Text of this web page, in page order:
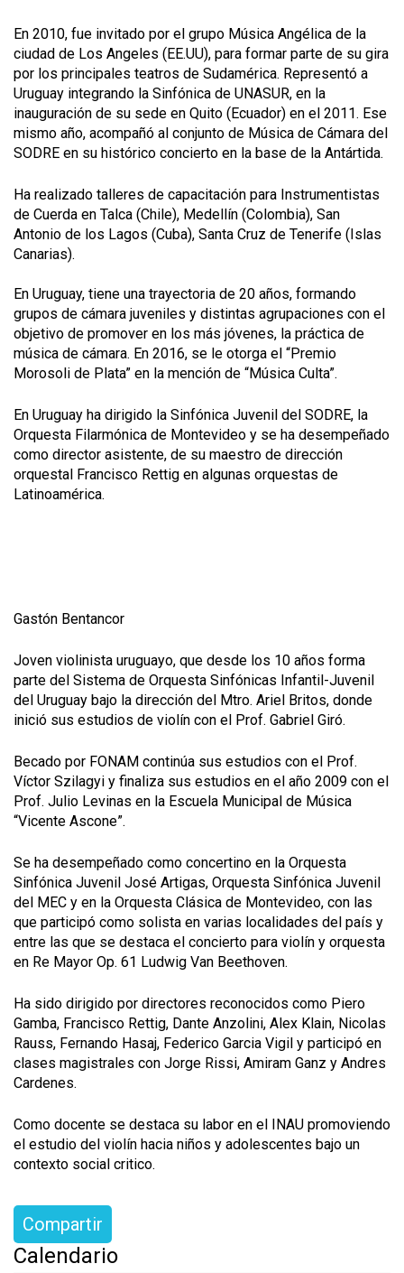
En 2010, fue invitado por el grupo Música Angélica de la
ciudad de Los Angeles (EE.UU), para formar parte de su gira
por los principales teatros de Sudamérica. Representó a
Uruguay integrando la Sinfónica de UNASUR, en la
inauguración de su sede en Quito (Ecuador) en el 2011. Ese
mismo año, acompañó al conjunto de Música de Cámara del
SODRE en su histórico concierto en la base de la Antártida.
Ha realizado talleres de capacitación para Instrumentistas
de Cuerda en Talca (Chile), Medellín (Colombia), San
Antonio de los Lagos (Cuba), Santa Cruz de Tenerife (Islas
Canarias).
En Uruguay, tiene una trayectoria de 20 años, formando
grupos de cámara juveniles y distintas agrupaciones con el
objetivo de promover en los más jóvenes, la práctica de
música de cámara. En 2016, se le otorga el “Premio
Morosoli de Plata” en la mención de “Música Culta”.
En Uruguay ha dirigido la Sinfónica Juvenil del SODRE, la
Orquesta Filarmónica de Montevideo y se ha desempeñado
como director asistente, de su maestro de dirección
orquestal Francisco Rettig en algunas orquestas de
Latinoamérica.
Gastón Bentancor
Joven violinista uruguayo, que desde los 10 años forma
parte del Sistema de Orquesta Sinfónicas Infantil-Juvenil
del Uruguay bajo la dirección del Mtro. Ariel Britos, donde
inició sus estudios de violín con el Prof. Gabriel Giró.
Becado por FONAM continúa sus estudios con el Prof.
Víctor Szilagyi y finaliza sus estudios en el año 2009 con el
Prof. Julio Levinas en la Escuela Municipal de Música
“Vicente Ascone”.
Se ha desempeñado como concertino en la Orquesta
Sinfónica Juvenil José Artigas, Orquesta Sinfónica Juvenil
del MEC y en la Orquesta Clásica de Montevideo, con las
que participó como solista en varias localidades del país y
entre las que se destaca el concierto para violín y orquesta
en Re Mayor Op. 61 Ludwig Van Beethoven.
Ha sido dirigido por directores reconocidos como Piero
Gamba, Francisco Rettig, Dante Anzolini, Alex Klain, Nicolas
Rauss, Fernando Hasaj, Federico Garcia Vigil y participó en
clases magistrales con Jorge Rissi, Amiram Ganz y Andres
Cardenes.
Como docente se destaca su labor en el INAU promoviendo
el estudio del violín hacia niños y adolescentes bajo un
contexto social critico.
Compartir
Calendario